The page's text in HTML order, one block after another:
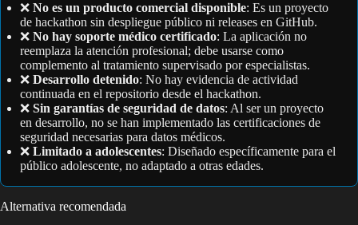
❌ No es un producto comercial disponible: Es un proyecto
de hackathon sin despliegue público ni releases en GitHub.
❌ No hay soporte médico certificado: La aplicación no
reemplaza la atención profesional; debe usarse como
complemento al tratamiento supervisado por especialistas.
❌ Desarrollo detenido: No hay evidencia de actividad
continuada en el repositorio desde el hackathon.
❌ Sin garantías de seguridad de datos: Al ser un proyecto
en desarrollo, no se han implementado las certificaciones de
seguridad necesarias para datos médicos.
❌ Limitado a adolescentes: Diseñado específicamente para el
público adolescente, no adaptado a otras edades.
Alternativa recomendada